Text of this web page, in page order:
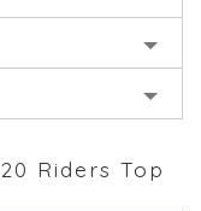
Riders Top